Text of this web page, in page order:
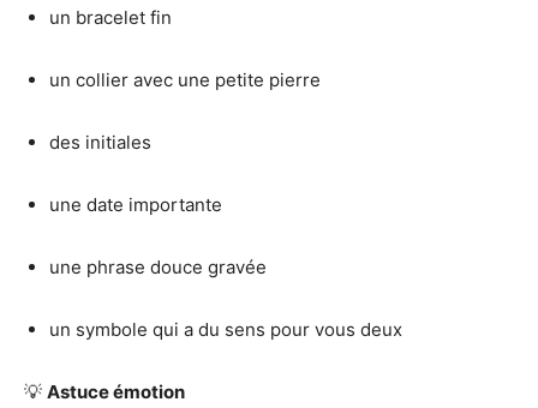
un bracelet fin
un collier avec une petite pierre
des initiales
une date importante
une phrase douce gravée
un symbole qui a du sens pour vous deux
💡 Astuce émotion